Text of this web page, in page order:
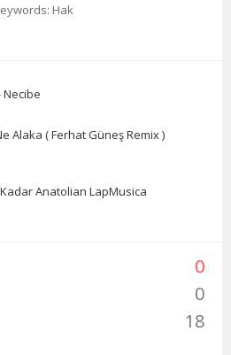
Hak
Alaka ( Ferhat Güneş Remix )
Anatolian LapMusica
0
0
18